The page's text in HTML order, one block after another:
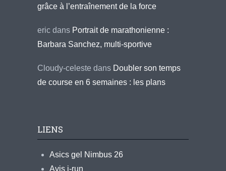
grâce à l’entraînement de la force
eric dans Portrait de marathonienne :
Barbara Sanchez, multi-sportive
Cloudy-celeste dans Doubler son temps
de course en 6 semaines : les plans
LIENS
Asics gel Nimbus 26
Avis i-run